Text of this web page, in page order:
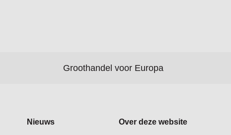
Groothandel voor Europa
Nieuws Over deze website